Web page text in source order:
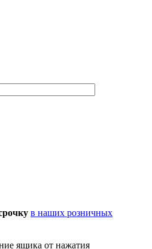
в наших розничных
ящика от нажатия